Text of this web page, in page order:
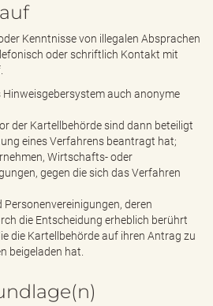
Kenntnisse von illegalen Absprachen
oder schriftlich Kontakt mit
Hinweisgebersystem auch anonyme
der Kartellbehörde sind dann beteiligt
eines Verfahrens beantragt hat;
Wirtschafts- oder
gegen die sich das Verfahren
Personenvereinigungen, deren
die Entscheidung erheblich berührt
die Kartellbehörde auf ihren Antrag zu
beigeladen hat.